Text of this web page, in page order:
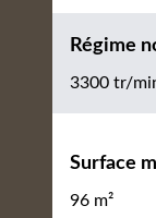
Régime
3300 tr/
Surface
96 m²